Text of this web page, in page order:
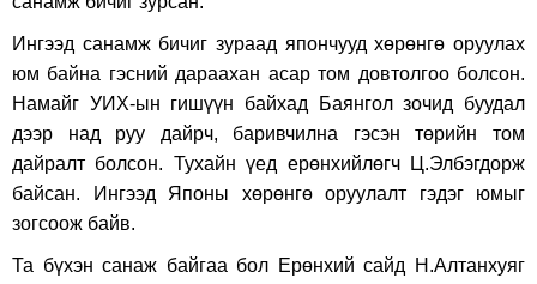
Ингээд санамж бичиг зураад япончууд хөрөнгө оруулах
юм байна гэсний дараахан асар том довтолгоо болсон.
Намайг УИХ-ын гишүүн байхад Баянгол зочид буудал
дээр над руу дайрч, баривчилна гэсэн төрийн том
дайралт болсон. Тухайн үед ерөнхийлөгч Ц.Элбэгдорж
байсан. Ингээд Японы хөрөнгө оруулалт гэдэг юмыг
зогсоож байв.
Та бүхэн санаж байгаа бол Ерөнхий сайд Н.Алтанхуяг